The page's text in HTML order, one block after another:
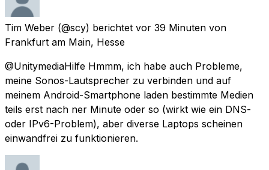
Tim Weber (@scy) berichtet vor 39 Minuten von
Frankfurt am Main, Hesse
@UnitymediaHilfe Hmmm, ich habe auch Probleme,
meine Sonos-Lautsprecher zu verbinden und auf
meinem Android-Smartphone laden bestimmte Medien
teils erst nach ner Minute oder so (wirkt wie ein DNS-
oder IPv6-Problem), aber diverse Laptops scheinen
einwandfrei zu funktionieren.